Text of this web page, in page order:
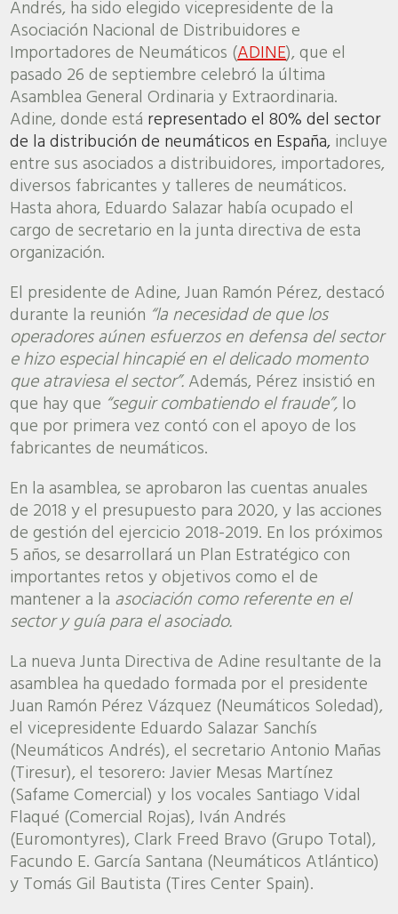
Andrés, ha sido elegido vicepresidente de la
Asociación Nacional de Distribuidores e
Importadores de Neumáticos (ADINE), que el
pasado 26 de septiembre celebró la última
Asamblea General Ordinaria y Extraordinaria.
Adine, donde está representado el 80% del sector
de la distribución de neumáticos en España,incluye
entre sus asociados a distribuidores, importadores,
diversos fabricantes y talleres de neumáticos.
Hasta ahora, Eduardo Salazar había ocupado el
cargo de secretario en la junta directiva de esta
organización.
El presidente de Adine, Juan Ramón Pérez, destacó
durante la reunión “la necesidad de que los
operadores aúnen esfuerzos en defensa del sector
e hizo especial hincapié en el delicado momento
que atraviesa el sector”.Además, Pérez insistió en
que hay que “seguir combatiendo el fraude”,lo
que por primera vez contó con el apoyo de los
fabricantes de neumáticos.
En la asamblea, se aprobaron las cuentas anuales
de 2018 y el presupuesto para 2020, y las acciones
de gestión del ejercicio 2018-2019. En los próximos
5 años, se desarrollará un Plan Estratégico con
importantes retos y objetivos como el de
mantener a la asociación como referente en el
sector y guía para el asociado.
La nueva Junta Directiva de Adine resultante de la
asamblea ha quedado formada por el presidente
Juan Ramón Pérez Vázquez (Neumáticos Soledad),
el vicepresidente Eduardo Salazar Sanchís
(Neumáticos Andrés), el secretario Antonio Mañas
(Tiresur), el tesorero: Javier Mesas Martínez
(Safame Comercial) y los vocales Santiago Vidal
Flaqué (Comercial Rojas), Iván Andrés
(Euromontyres), Clark Freed Bravo (Grupo Total),
Facundo E. García Santana (Neumáticos Atlántico)
y Tomás Gil Bautista (Tires Center Spain).